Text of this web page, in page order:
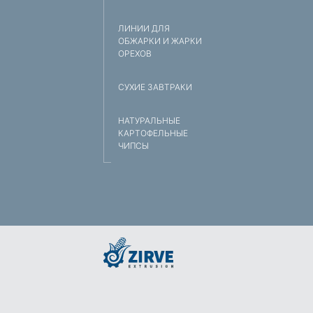
ЛИНИИ ДЛЯ
ОБЖАРКИ И ЖАРКИ
ОРЕХОВ
СУХИЕ ЗАВТРАКИ
НАТУРАЛЬНЫЕ
КАРТОФЕЛЬНЫЕ
ЧИПСЫ